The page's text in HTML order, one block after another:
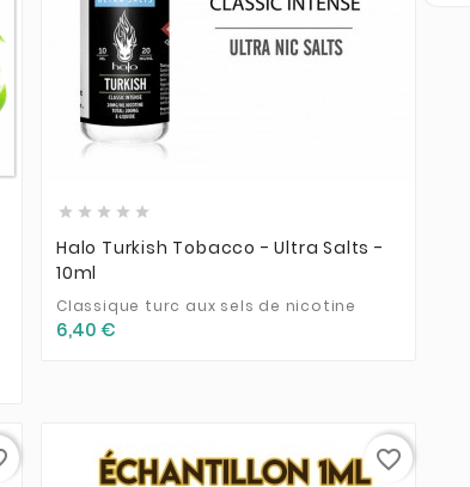

    
Halo Turkish Tobacco - Ultra Salts -
10ml
Classique turc aux sels de nicotine
6,40 €
favorite_border